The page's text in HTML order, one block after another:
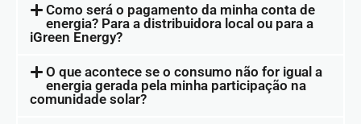
Como será o pagamento da minha conta de
energia? Para a distribuidora local ou para a
iGreen Energy?
O que acontece se o consumo não for igual a
energia gerada pela minha participação na
comunidade solar?